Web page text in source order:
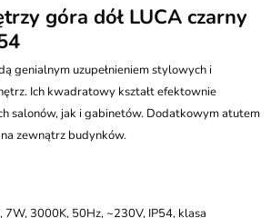
gabarytów, nie dotyczy produktów 3m)
Kurier 48H - 16 zł
zł
- 35 zł
12, 94-058 Łódź
góra dół LUCA czarny
genialnym uzupełnieniem stylowych i
Ich kwadratowy kształt efektownie
salonów, jak i gabinetów. Dodatkowym atutem
zewnątrz budynków.
7W, 3000K, 50Hz, ~230V, IP54, klasa